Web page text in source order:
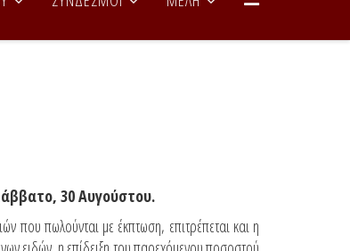
30 Αυγούστου.
που πωλούνται με έκπτωση, επιτρέπεται και η